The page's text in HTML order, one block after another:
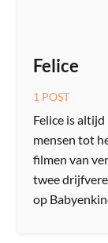
Felice
1 POST
Felice is
mensen tot
filmen van
twee
op